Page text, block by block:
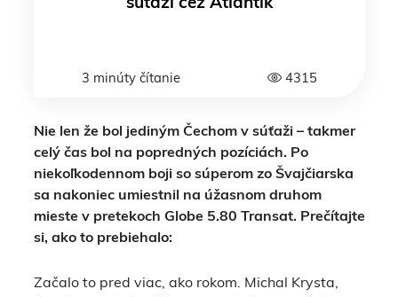
súťaži cez Atlantik
3 minúty čítanie 4315
Nie len že bol jediným Čechom v súťaži – takmer
celý čas bol na popredných pozíciách. Po
niekoľkodennom boji so súperom zo Švajčiarska
sa nakoniec umiestnil na úžasnom druhom
mieste v pretekoch Globe 5.80 Transat. Prečítajte
si, ako to prebiehalo:
Začalo to pred viac, ako rokom. Michal Krysta,